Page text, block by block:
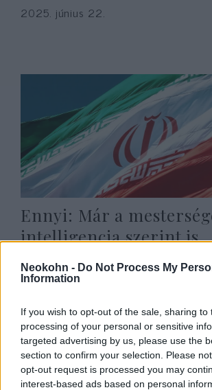
Neokohn - Do Not Process My
Information
If you wish to opt-out of the sale, sharing to
processing of your personal or sensitive
targeted advertising by us, please use the
section to confirm your selection. Please
opt-out request is processed you may
interest-based ads based on personal
2025. június 22.
Ennyi: Már a
intelligencia szerint is
atombombát akar Irán
2025. június 21.